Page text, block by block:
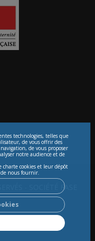
technologies, telles que
de vous offrir des
de vous proposer
notre audience et de
charte cookies et leur dépôt
de nous fournir.
- SOCIÉTÉ FASE